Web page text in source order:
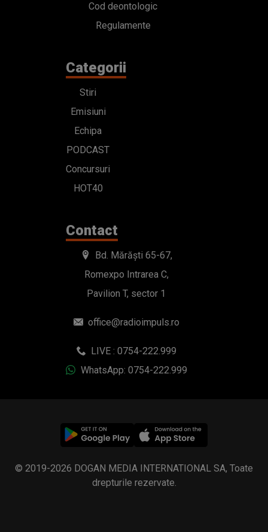
Cod deontologic
Regulamente
Categorii
Stiri
Emisiuni
Echipa
PODCAST
Concursuri
HOT40
Contact
Bd. Mărăști 65-67,
Romexpo Intrarea C,
Pavilion T, sector 1
office@radioimpuls.ro
LIVE : 0754-222.999
WhatsApp: 0754-222.999
© 2019-2026 DOGAN MEDIA INTERNATIONAL SA, Toate
drepturile rezervate.